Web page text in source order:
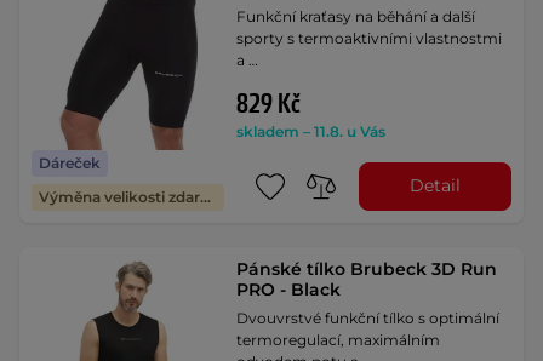
Dáreček
Výměna velikosti zdarma
Funkční kraťasy na běhání a další
sporty s termoaktivními vlastnostmi
a …
829 Kč
skladem – 11.8. u Vás
Detail
Pánské tílko Brubeck 3D Run
PRO - Black
Dvouvrstvé funkční tílko s optimální
termoregulací, maximálním